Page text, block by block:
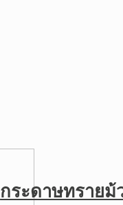
กระดาษทรายม้